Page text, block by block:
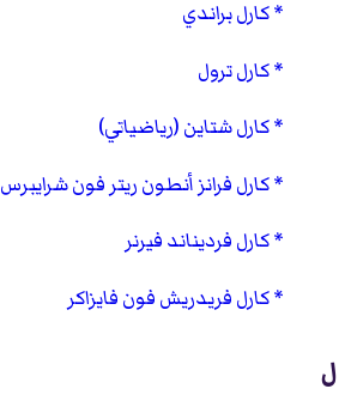
كارل براندي
كارل ترول
كارل شتاين (رياضياتي)
كارل فرانز أنطون ريتر فون شرايبرس
كارل فرديناند فيرنر
كارل فريدريش فون فايزاكر
ل